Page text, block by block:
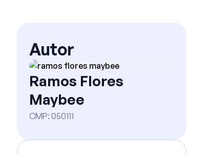
Autor
Ramos Flores
Maybee
CMP: 050111